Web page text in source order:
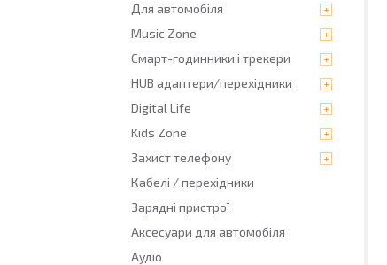
Для автомобіля
Music Zone
Смарт-годинники і трекери
HUB адаптери/перехідники
Digital Life
Kids Zone
Захист телефону
Кабелі / перехідники
Зарядні пристрої
Аксесуари для автомобіля
Аудіо